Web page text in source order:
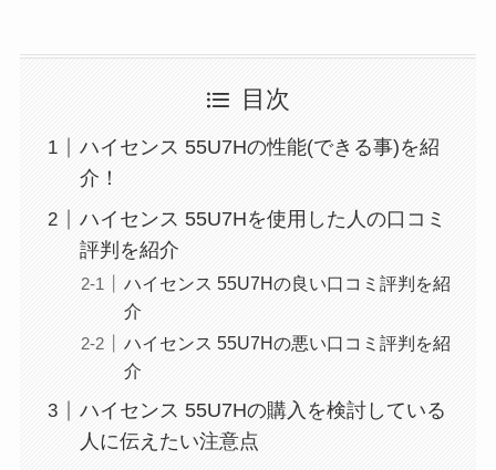
目次
ハイセンス 55U7Hの性能(できる事)を紹
介！
ハイセンス 55U7Hを使用した人の口コミ
評判を紹介
ハイセンス 55U7Hの良い口コミ評判を紹
介
ハイセンス 55U7Hの悪い口コミ評判を紹
介
ハイセンス 55U7Hの購入を検討している
人に伝えたい注意点